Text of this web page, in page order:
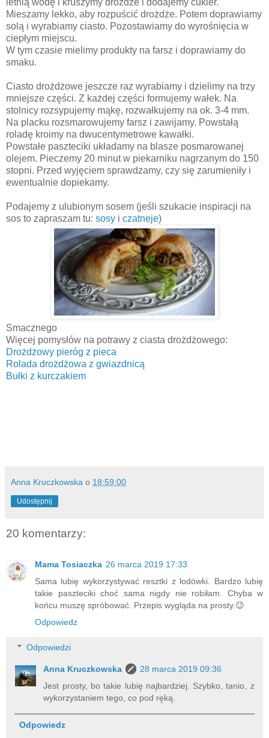
Mieszamy lekko, aby rozpuścić drożdże. Potem doprawiamy
solą i wyrabiamy ciasto. Pozostawiamy do wyrośnięcia w
ciepłym miejscu.
W tym czasie mielimy produkty na farsz i doprawiamy do
smaku.
Ciasto drożdżowe jeszcze raz wyrabiamy i dzielimy na trzy
mniejsze części. Z każdej części formujemy wałek. Na
stolnicy rozsypujemy mąkę, rozwałkujemy na ok. 3-4 mm.
Na placku rozsmarowujemy farsz i zawijamy. Powstałą
roladę kroimy na dwucentymetrowe kawałki.
Powstałe paszteciki układamy na blasze posmarowanej
olejem. Pieczemy 20 minut w piekarniku nagrzanym do 150
stopni. Przed wyjęciem sprawdzamy, czy się zarumieniły i
ewentualnie dopiekamy.
Podajemy z ulubionym sosem (jeśli szukacie inspiracji na
sos to zapraszam tu: sosy i czatneje)
Smacznego
Więcej pomysłów na potrawy z ciasta drożdżowego:
Drożdżowy pieróg z pieca
Rolada drożdżowa z gwiazdnicą
Bułki z kurczakiem
Anna Kruczkowska o 18:59:00
Udostępnij
20 komentarzy:
Mama Tosiaczka 26 marca 2019 17:33
Sama lubię wykorzystywać resztki z lodówki. Bardzo lubię
takie paszteciki choć sama nigdy nie robiłam. Chyba w
końcu muszę spróbować. Przepis wygląda na prosty.😉
Odpowiedz
Odpowiedzi
Anna Kruczkowska
28 marca 2019 09:36
Jest prosty, bo takie lubię najbardziej. Szybko, tanio, z
wykorzystaniem tego, co pod ręką.
Odpowiedz